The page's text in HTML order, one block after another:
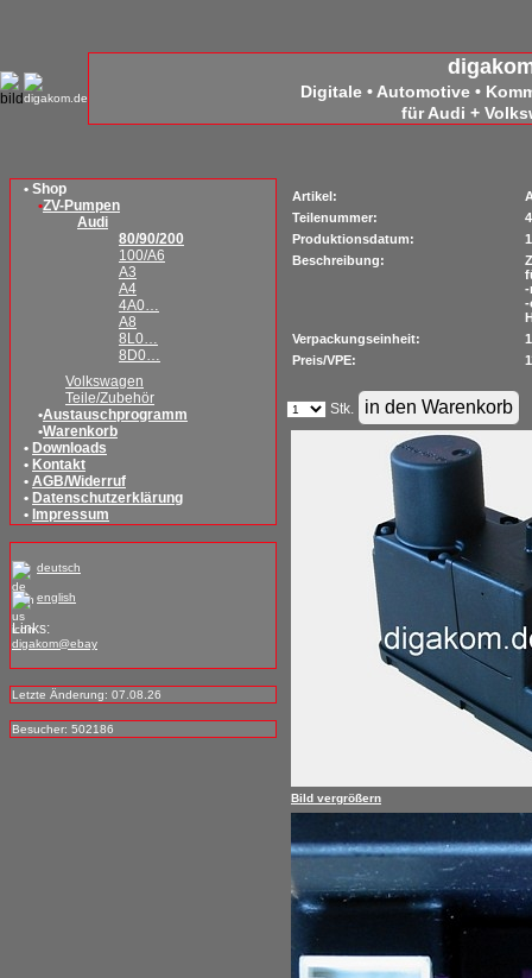
Digitale • Automotive •
für Audi +
• Shop
•ZV-Pumpen
Audi
80/90/200
100/A6
A3
A4
4A0…
A8
8L0…
8D0…
Volkswagen
Teile/Zubehör
•Austauschprogramm
•Warenkorb
• Downloads
• Kontakt
• AGB/Widerruf
• Datenschutzerklärung
• Impressum
deutsch
english
Links:
digakom@ebay
Letzte Änderung: 07.08.26
Besucher: 502186
Artikel:
Teilenummer:
Produktionsdatum:
Beschreibung:
-
-
Verpackungseinheit:
Preis/VPE:
Stk.
Bild vergrößern